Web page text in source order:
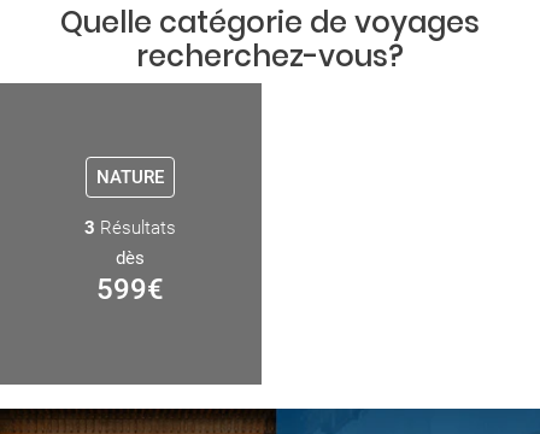
Quelle catégorie de voyages
recherchez-vous?
NATURE
3 Résultats
dès
599€